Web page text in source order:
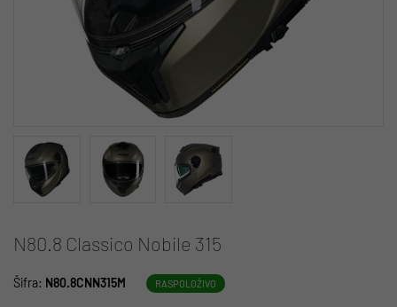
N80.8 Classico Nobile 315
Šifra: N80.8CNN315M RASPOLOŽIVO